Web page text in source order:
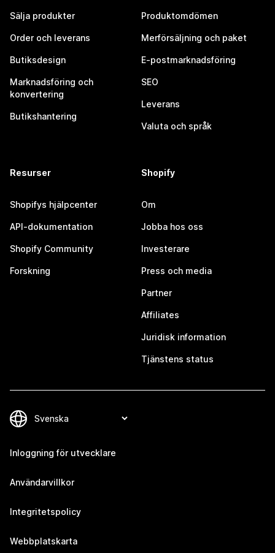
Sälja produkter
Order och leverans
Butiksdesign
Marknadsföring och
konvertering
Butikshantering
Produktomdömen
Merförsäljning och paket
E-postmarknadsföring
SEO
Leverans
Valuta och språk
Resurser
Shopifys hjälpcenter
API-dokumentation
Shopify Community
Forskning
Shopify
Om
Jobba hos oss
Investerare
Press och media
Partner
Affiliates
Juridisk information
Tjänstens status
Inloggning för utvecklare
Användarvillkor
Integritetspolicy
Webbplatskarta